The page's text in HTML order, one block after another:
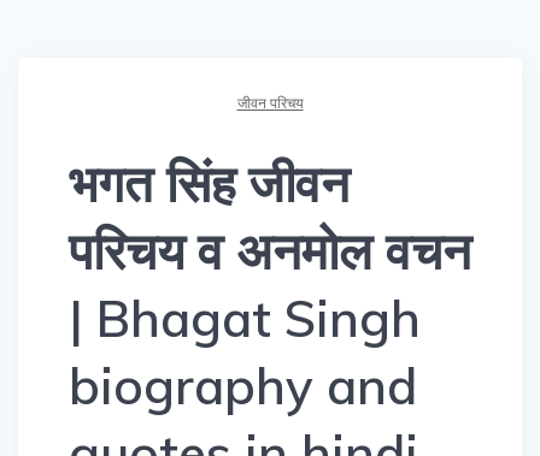
जीवन परिचय
भगत सिंह जीवन
परिचय व अनमोल वचन
| Bhagat Singh
biography and